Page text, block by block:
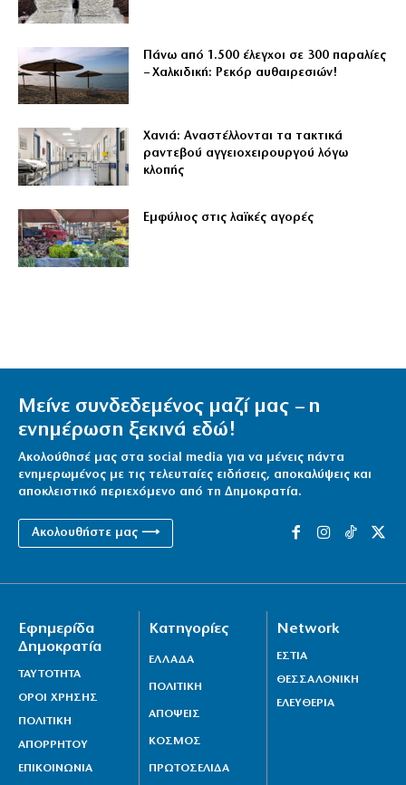
Πάνω από 1.500 έλεγχοι σε 300 παραλίες
– Χαλκιδική: Ρεκόρ αυθαιρεσιών!
Χανιά: Αναστέλλονται τα τακτικά
ραντεβού αγγειοχειρουργού λόγω
κλοπής
Εμφύλιος στις λαϊκές αγορές
Μείνε συνδεδεμένος μαζί μας – η
ενημέρωση ξεκινά εδώ!
Ακολούθησέ μας στα social media για να μένεις πάντα
ενημερωμένος με τις τελευταίες ειδήσεις, αποκαλύψεις και
αποκλειστικό περιεχόμενο από τη Δημοκρατία.
Ακολουθήστε μας ⟶
Εφημερίδα
Δημοκρατία
ΤΑΥΤΟΤΗΤΑ
ΟΡΟΙ ΧΡΗΣΗΣ
ΠΟΛΙΤΙΚΗ
ΑΠΟΡΡΗΤΟΥ
ΕΠΙΚΟΙΝΩΝΙΑ
Κατηγορίες
ΕΛΛΑΔΑ
ΠΟΛΙΤΙΚΗ
ΑΠΟΨΕΙΣ
ΚΟΣΜΟΣ
ΠΡΩΤΟΣΕΛΙΔΑ
Network
ΕΣΤΙΑ
ΘΕΣΣΑΛΟΝΙΚΗ
ΕΛΕΥΘΕΡΙΑ